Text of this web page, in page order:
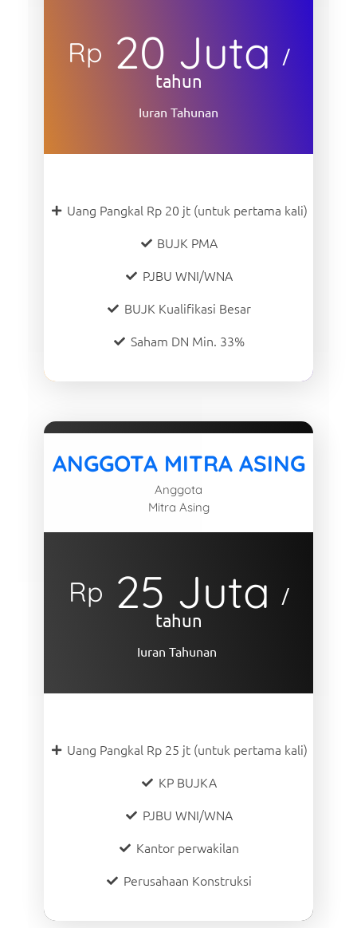
Rp 20 Juta
/
tahun
Iuran Tahunan
Uang Pangkal Rp 20 jt (untuk pertama kali)
BUJK PMA
PJBU WNI/WNA
BUJK Kualifikasi Besar
Saham DN Min. 33%
ANGGOTA MITRA ASING
Anggota
Mitra Asing
Rp 25 Juta
/
tahun
Iuran Tahunan
Uang Pangkal Rp 25 jt (untuk pertama kali)
KP BUJKA
PJBU WNI/WNA
Kantor perwakilan
Perusahaan Konstruksi